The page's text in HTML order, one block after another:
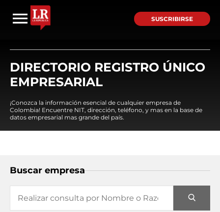
SUSCRIBIRSE
DIRECTORIO REGISTRO ÚNICO
EMPRESARIAL
¡Conozca la información esencial de cualquier empresa de
Colombia! Encuentre NIT, dirección, teléfono, y mas en la base de
datos empresarial mas grande del país.
Buscar empresa